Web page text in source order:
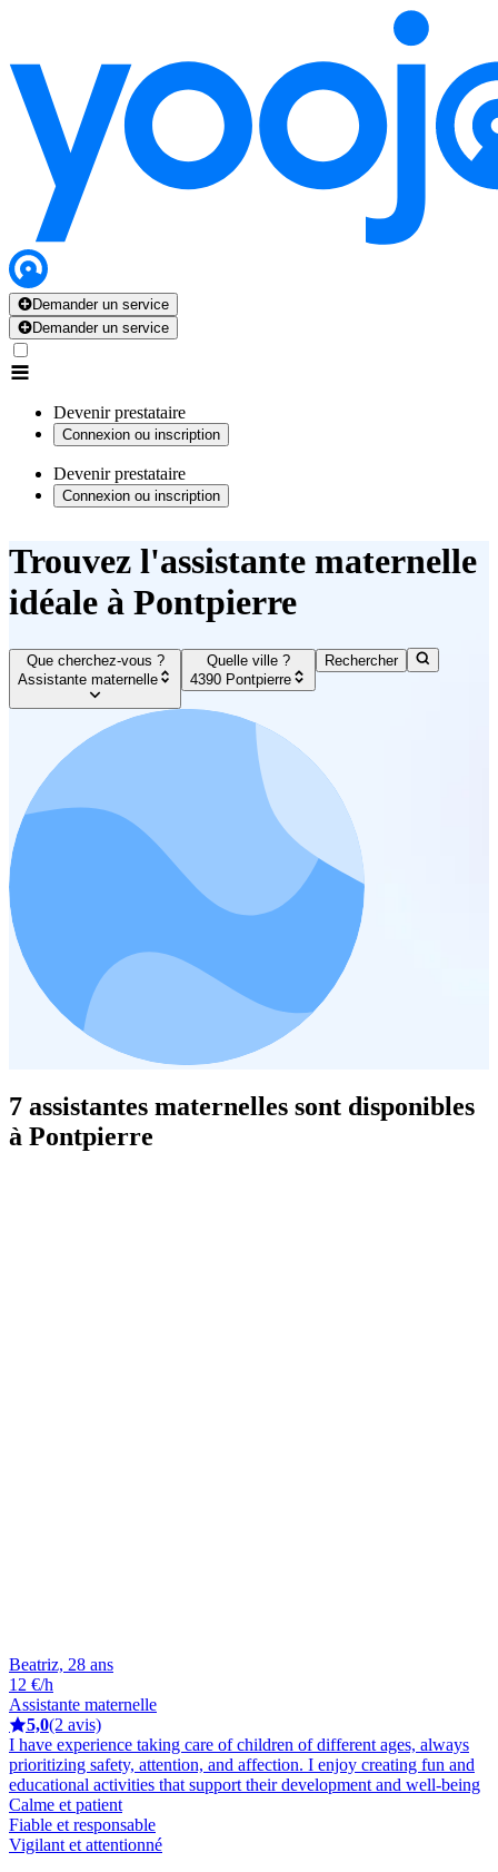
Demander un service
Demander un service
Devenir prestataire
Connexion ou inscription
Devenir prestataire
Connexion ou inscription
Trouvez l'assistante maternelle
idéale à Pontpierre
Que cherchez-vous ?
Assistante maternelle
Quelle ville ?
4390 Pontpierre
Rechercher
7 assistantes maternelles sont disponibles
à Pontpierre
Beatriz, 28 ans
12 €/h
Assistante maternelle
5,0(2 avis)
I have experience taking care of children of different ages, always
prioritizing safety, attention, and affection. I enjoy creating fun and
educational activities that support their development and well-being
Calme et patient
Fiable et responsable
Vigilant et attentionné